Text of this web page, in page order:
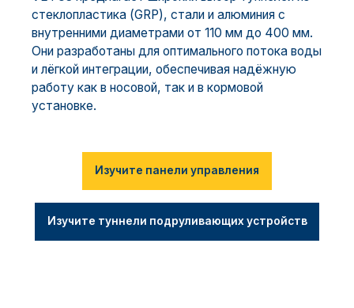
стеклопластика (GRP), стали и алюминия с
внутренними диаметрами от 110 мм до 400 мм.
Они разработаны для оптимального потока воды
и лёгкой интеграции, обеспечивая надёжную
работу как в носовой, так и в кормовой
установке.
Изучите панели управления
Изучите туннели подруливающих устройств